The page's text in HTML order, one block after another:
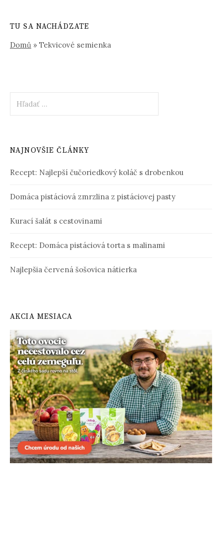
TU SA NACHÁDZATE
Domů » Tekvicové semienka
NAJNOVŠIE ČLÁNKY
Recept: Najlepší čučoriedkový koláč s drobenkou
Domáca pistáciová zmrzlina z pistáciovej pasty
Kurací šalát s cestovinami
Recept: Domáca pistáciová torta s malinami
Najlepšia červená šošovica nátierka
AKCIA MESIACA